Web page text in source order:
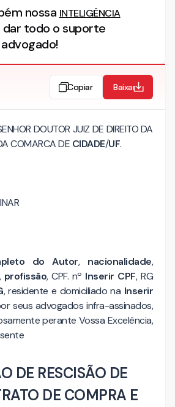
nossa INTELIGÊNCIA
dar todo o suporte
Copiar Baixar
DOUTOR JUIZ DE DIREITO DA
COMARCA DE CIDADE/UF.
do Autor, nacionalidade,
, profissão, CPF. nº Inserir CPF, RG
, residente e domiciliado na Inserir
seus advogados infra-assinados,
perante Vossa Excelência,
DE RESCISÃO DE
DE COMPRA E